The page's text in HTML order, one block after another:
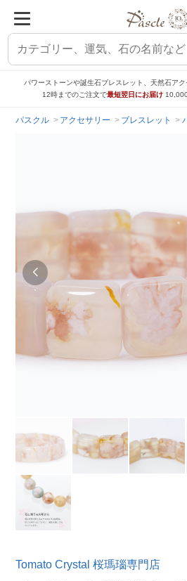
パワーストーンや誕生石ブレスレット、天然石ア
12時までのご注文で最短翌日にお届け
パスクル アクセサリー ブレスレット
Tomato Crystal 桜瑪瑙専門店